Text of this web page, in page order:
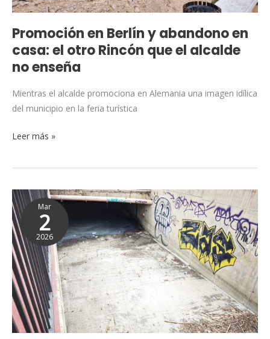
Promoción en Berlín y abandono en
casa: el otro Rincón que el alcalde
no enseña
Mientras el alcalde promociona en Alemania una imagen idílica
del municipio en la feria turística
Rincón
que
el
alcalde
no
Leer más »
Mar
2
2026
El
Psoe
de
Rincón
denuncia
la
dejadez
del
gobierno
del